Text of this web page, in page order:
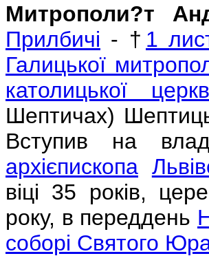
Митрополи?т
Прилбичі - † 1
Галицької
католицької
Шептичах)
Вступив на
архієпископа
віці 35 років,
року, в переддень
соборі Святого